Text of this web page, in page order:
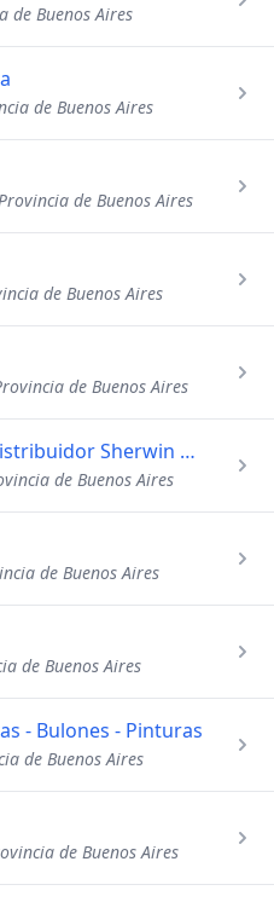
de Buenos Aires
de Buenos Aires
de Buenos Aires
de Buenos Aires
de Buenos Aires
Pintureria Tecnostore SA Distribuidor Sherwin Williams Arg
de Buenos Aires
de Buenos Aires
de Buenos Aires
- Bulones - Pinturas
de Buenos Aires
de Buenos Aires